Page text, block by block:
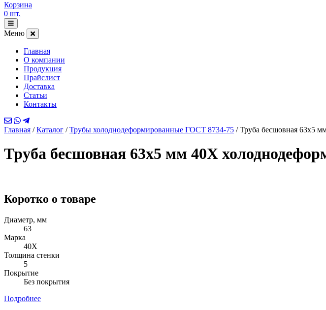
Корзина
0 шт.
Открыть
меню
Меню
Главная
О компании
Продукция
Прайслист
Доставка
Статьи
Контакты
Главная /Каталог /Трубы холоднодеформированные ГОСТ 8734-75 /Труба бесшовная 63х5
Труба бесшовная 63х5 мм 40Х
Коротко о товаре
Диаметр, мм
63
Марка
40Х
Толщина стенки
5
Покрытие
Без покрытия
Подробнее